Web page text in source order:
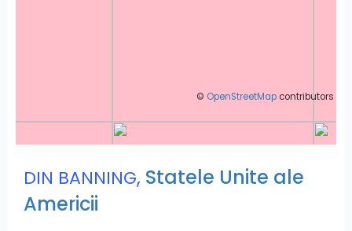
© OpenStreetMap contributors
DIN BANNING, Statele Unite ale
Americii